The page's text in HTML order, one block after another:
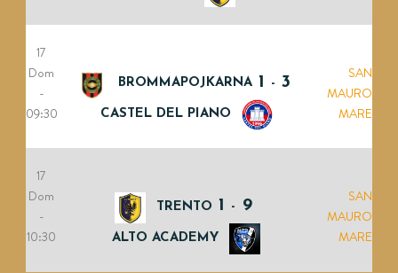
17
Dom
-
09:30
BROMMAPOJKARNA 1 - 3
CASTEL DEL PIANO
SAN
MAURO
MARE
17
Dom
-
10:30
TRENTO 1 - 9
ALTO ACADEMY
SAN
MAURO
MARE